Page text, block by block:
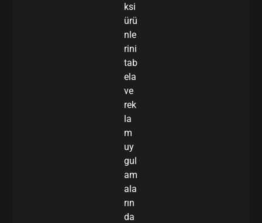
ksi
ürü
nle
rini
tab
ela
ve
rek
la
m
uy
gul
am
ala
rın
da